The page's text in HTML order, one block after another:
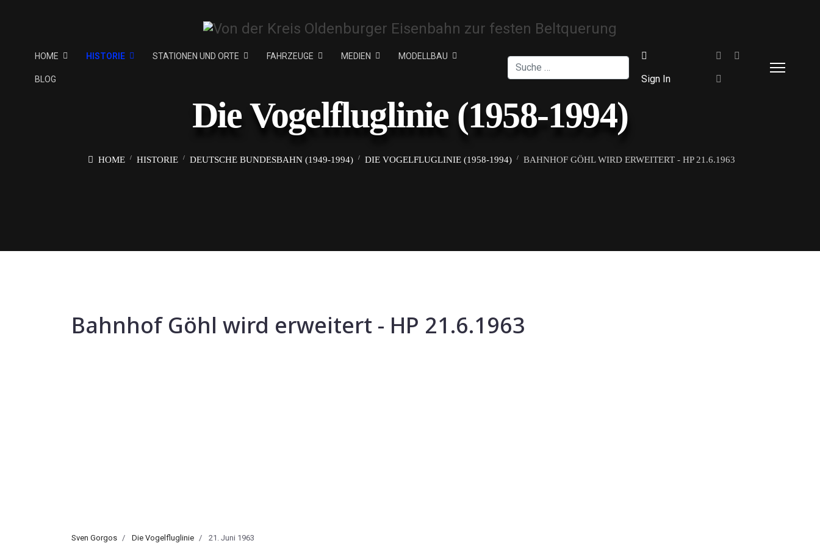
HOME HISTORIE STATIONEN UND ORTE FAHRZEUGE MEDIEN MODELLBAU
BLOG
Suchen
Sign In
Die Vogelfluglinie (1958-1994)
HOME HISTORIE DEUTSCHE BUNDESBAHN (1949-1994) DIE VOGELFLUGLINIE (1958-1994) BAHNHOF GÖHL WIRD ERWEITERT - HP 21.6.1963
Bahnhof Göhl wird erweitert - HP 21.6.1963
Sven Gorgos Die Vogelfluglinie 21. Juni 1963